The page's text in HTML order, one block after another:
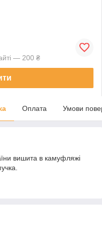
— 200 ₴
Оплата Умови
вишита в камуфляжі